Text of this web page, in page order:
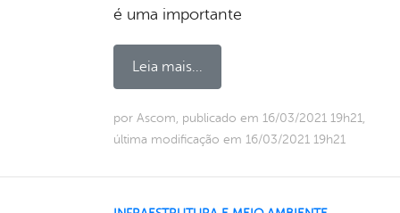
é uma importante
Leia mais...
por Ascom, publicado em 16/03/2021 19h21,
última modificação em 16/03/2021 19h21